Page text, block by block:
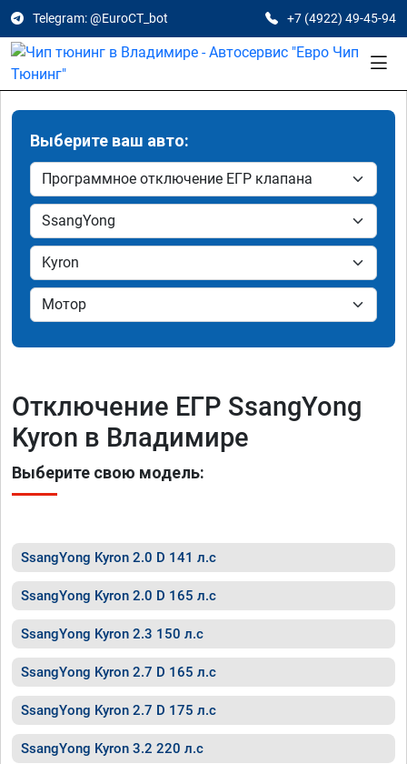
Telegram: @EuroCT_bot +7 (4922) 49-45-94
Выберите ваш авто:
Отключение ЕГР SsangYong
Kyron в Владимире
Выберите свою модель:
SsangYong Kyron 2.0 D 141 л.с
SsangYong Kyron 2.0 D 165 л.с
SsangYong Kyron 2.3 150 л.с
SsangYong Kyron 2.7 D 165 л.с
SsangYong Kyron 2.7 D 175 л.с
SsangYong Kyron 3.2 220 л.с